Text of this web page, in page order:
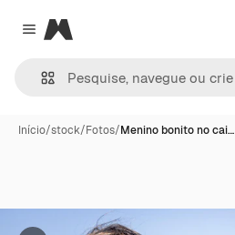
Close menu
Magnific
Início/stock/Fotos/Menino bonito no cai…